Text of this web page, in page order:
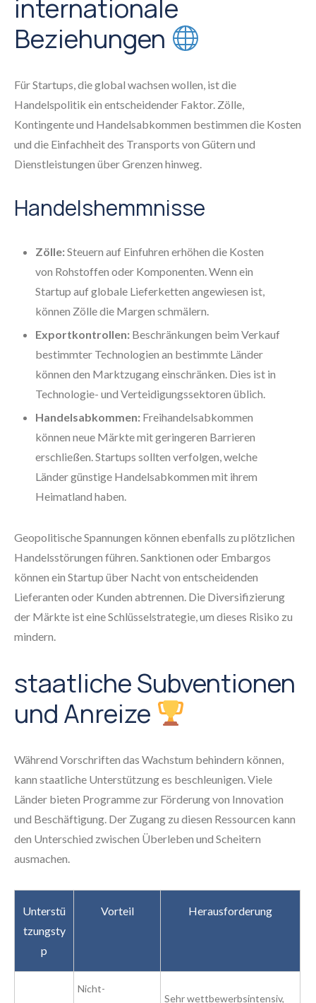
internationale
Beziehungen
Für Startups, die global wachsen wollen, ist die
Handelspolitik ein entscheidender Faktor. Zölle,
Kontingente und Handelsabkommen bestimmen die Kosten
und die Einfachheit des Transports von Gütern und
Dienstleistungen über Grenzen hinweg.
Handelshemmnisse
Zölle:Steuern auf Einfuhren erhöhen die Kosten
von Rohstoffen oder Komponenten. Wenn ein
Startup auf globale Lieferketten angewiesen ist,
können Zölle die Margen schmälern.
Exportkontrollen: Beschränkungen beim Verkauf
bestimmter Technologien an bestimmte Länder
können den Marktzugang einschränken. Dies ist in
Technologie- und Verteidigungssektoren üblich.
Handelsabkommen: Freihandelsabkommen
können neue Märkte mit geringeren Barrieren
erschließen. Startups sollten verfolgen, welche
Länder günstige Handelsabkommen mit ihrem
Heimatland haben.
Geopolitische Spannungen können ebenfalls zu plötzlichen
Handelsstörungen führen. Sanktionen oder Embargos
können ein Startup über Nacht von entscheidenden
Lieferanten oder Kunden abtrennen. Die Diversifizierung
der Märkte ist eine Schlüsselstrategie, um dieses Risiko zu
mindern.
staatliche Subventionen
und Anreize
Während Vorschriften das Wachstum behindern können,
kann staatliche Unterstützung es beschleunigen. Viele
Länder bieten Programme zur Förderung von Innovation
und Beschäftigung. Der Zugang zu diesen Ressourcen kann
den Unterschied zwischen Überleben und Scheitern
ausmachen.
Unterstü
tzungsty
p
Vorteil Herausforderung
Nicht-
Sehr wettbewerbsintensiv,